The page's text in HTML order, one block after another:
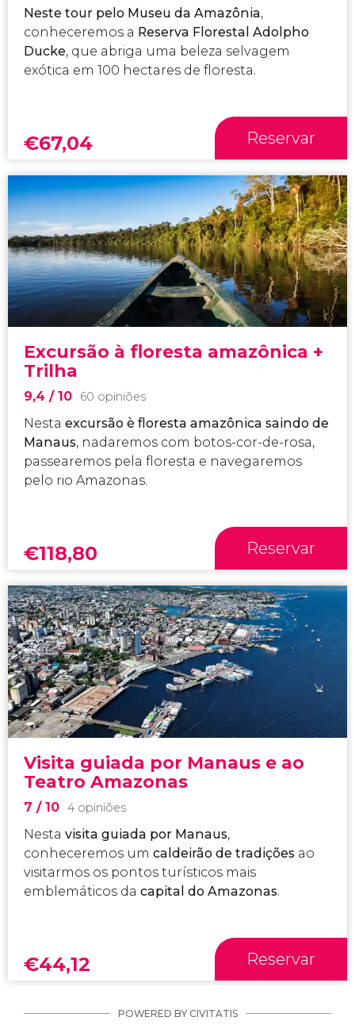
Neste tour pelo Museu da Amazônia,
conheceremos a Reserva Florestal Adolpho
Ducke, que abriga uma beleza selvagem
exótica em 100 hectares de floresta.
€67,04 Reservar
Excursão à floresta amazônica +
Trilha
9,4 / 10 60 opiniões
Nesta excursão è floresta amazônica saindo de
Manaus, nadaremos com botos-cor-de-rosa,
passearemos pela floresta e navegaremos
pelo rio Amazonas.
€118,80 Reservar
Visita guiada por Manaus e ao
Teatro Amazonas
7 / 10 4 opiniões
Nesta visita guiada por Manaus,
conheceremos um caldeirão de tradições ao
visitarmos os pontos turísticos mais
emblemáticos da capital do Amazonas.
€44,12 Reservar
POWERED BY CIVITATIS